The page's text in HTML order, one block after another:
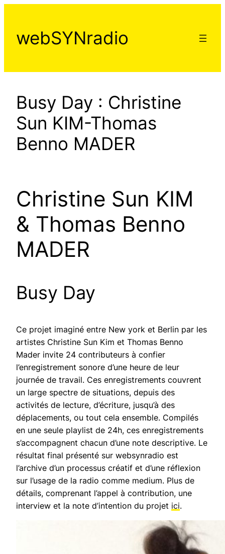
contenu
webSYNradio
Busy Day : Christine
Sun KIM-Thomas
Benno MADER
Christine Sun KIM
& Thomas Benno
MADER
Busy Day
Ce projet imaginé entre New york et Berlin par les
artistes Christine Sun Kim et Thomas Benno
Mader invite 24 contributeurs à confier
l’enregistrement sonore d’une heure de leur
journée de travail. Ces enregistrements couvrent
un large spectre de situations, depuis des
activités de lecture, d’écriture, jusqu’à des
déplacements, ou tout cela ensemble. Compilés
en une seule playlist de 24h, ces enregistrements
s’accompagnent chacun d’une note descriptive. Le
résultat final présenté sur websynradio est
l’archive d’un processus créatif et d’une réflexion
sur l’usage de la radio comme medium. Plus de
détails, comprenant l’appel à contribution, une
interview et la note d’intention du projet ici.